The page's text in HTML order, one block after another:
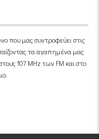
που μας συντροφεύει στις
τα αγαπημένα μας
107 MHz των FM και στο